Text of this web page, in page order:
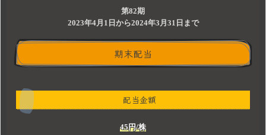
第82期
2023年4月1日から2024年3月31日まで
期末配当
配当金額
45円/株